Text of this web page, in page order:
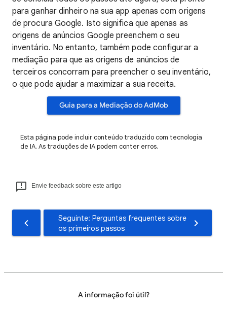
para ganhar dinheiro na sua app apenas com origens
de procura Google. Isto significa que apenas as
origens de anúncios Google preenchem o seu
inventário. No entanto, também pode configurar a
mediação para que as origens de anúncios de
terceiros concorram para preencher o seu inventário,
o que pode ajudar a maximizar a sua receita.
Guia para a Mediação do AdMob
Esta página pode incluir conteúdo traduzido com tecnologia
de IA. As traduções de IA podem conter erros.
Envie feedback sobre este artigo
Seguinte: Perguntas frequentes sobre
os primeiros passos
A informação foi útil?